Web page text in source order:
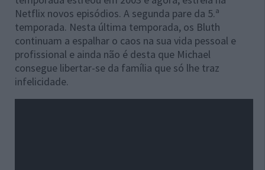
Netflix novos episódios. A segunda pare da 5.ª
temporada. Nesta última temporada, os Bluth
continuam a espalhar o caos na sua vida pessoal e
profissional e ainda não é desta que Michael
consegue libertar-se da família que só lhe traz
infelicidade.